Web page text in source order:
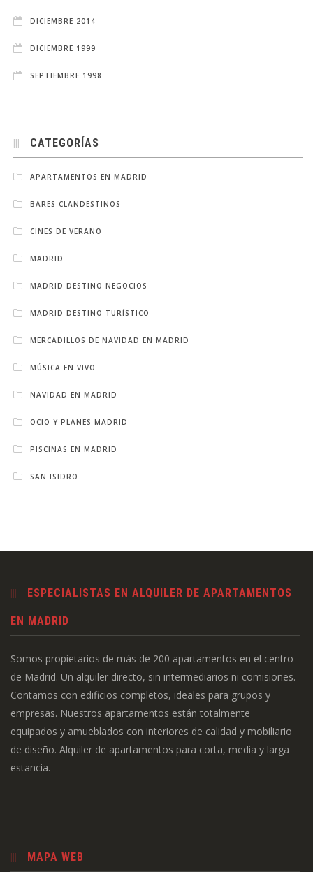
DICIEMBRE 2014
DICIEMBRE 1999
SEPTIEMBRE 1998
CATEGORÍAS
APARTAMENTOS EN MADRID
BARES CLANDESTINOS
CINES DE VERANO
MADRID
MADRID DESTINO NEGOCIOS
MADRID DESTINO TURÍSTICO
MERCADILLOS DE NAVIDAD EN MADRID
MÚSICA EN VIVO
NAVIDAD EN MADRID
OCIO Y PLANES MADRID
PISCINAS EN MADRID
SAN ISIDRO
ESPECIALISTAS EN ALQUILER DE APARTAMENTOS
EN MADRID
Somos propietarios de más de 200 apartamentos en el centro
de Madrid. Un alquiler directo, sin intermediarios ni comisiones.
Contamos con edificios completos, ideales para grupos y
empresas. Nuestros apartamentos están totalmente
equipados y amueblados con interiores de calidad y mobiliario
de diseño. Alquiler de apartamentos para corta, media y larga
estancia.
MAPA WEB